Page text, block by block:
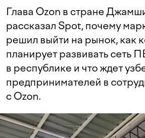
Глава Ozon в стране
рассказал Spot, почему
решил выйти на рынок, как
планирует развивать сеть
в республике и что ждет
предпринимателей в
с Ozon.